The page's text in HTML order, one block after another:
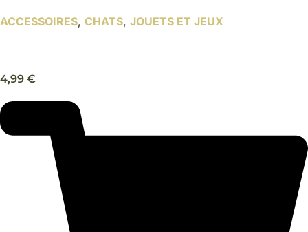
ACCESSOIRES, CHATS, JOUETS ET JEUX
4,99 €